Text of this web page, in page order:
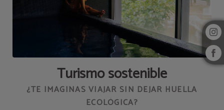
Turismo sostenible
¿TE IMAGINAS VIAJAR SIN DEJAR HUELLA
ECOLÓGICA?